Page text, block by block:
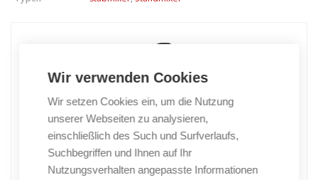
Wir verwenden Cookies
Wir setzen Cookies ein, um die Nutzung
unserer Webseiten zu analysieren,
einschließlich des Such und Surfverlaufs,
Suchbegriffen und Ihnen auf Ihr
Nutzungsverhalten angepasste Informationen